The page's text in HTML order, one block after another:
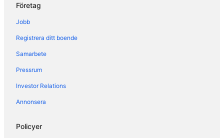
Hotell i Nesso
Hotell i Oliveto Lario
Hotell i Perledo
Hotell i Sala Comacina
Hotell i San Pietro Sovera
Hotell i San Siro
Hotell i Santa Maria Rezzonico
Hotell i Varenna
Företag
Jobb
Registrera ditt boende
Samarbete
Pressrum
Investor Relations
Annonsera
Policyer